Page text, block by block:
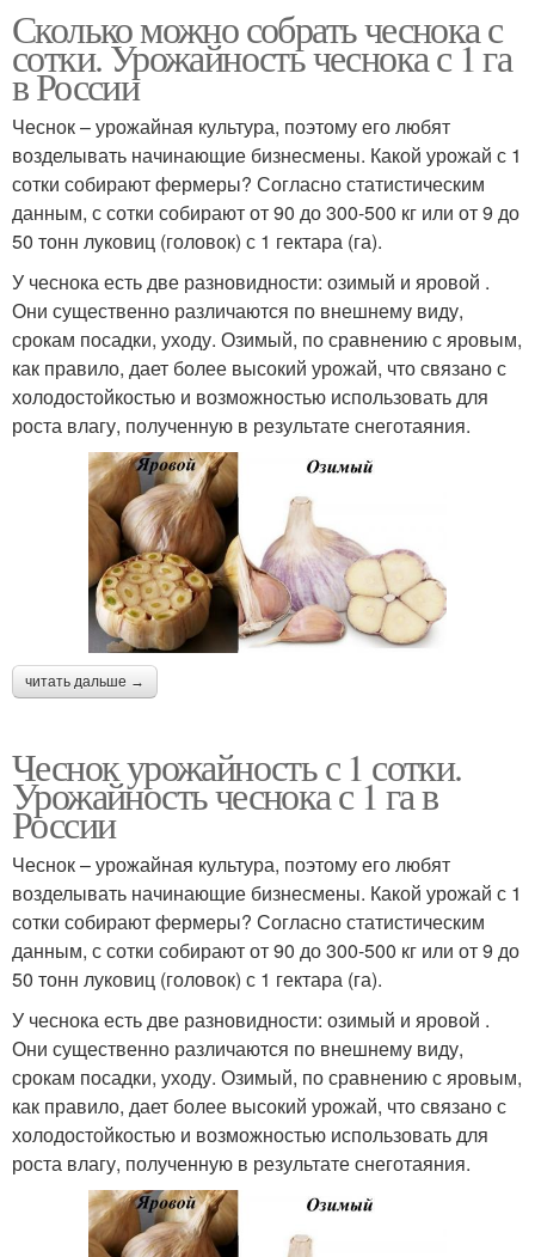
Сколько можно собрать чеснока с
сотки. Урожайность чеснока с 1 га
в России
Чеснок – урожайная культура, поэтому его любят
возделывать начинающие бизнесмены. Какой урожай с 1
сотки собирают фермеры? Согласно статистическим
данным, с сотки собирают от 90 до 300-500 кг или от 9 до
50 тонн луковиц (головок) с 1 гектара (га).
У чеснока есть две разновидности: озимый и яровой .
Они существенно различаются по внешнему виду,
срокам посадки, уходу. Озимый, по сравнению с яровым,
как правило, дает более высокий урожай, что связано с
холодостойкостью и возможностью использовать для
роста влагу, полученную в результате снеготаяния.
читать дальше →
Чеснок урожайность с 1 сотки.
Урожайность чеснока с 1 га в
России
Чеснок – урожайная культура, поэтому его любят
возделывать начинающие бизнесмены. Какой урожай с 1
сотки собирают фермеры? Согласно статистическим
данным, с сотки собирают от 90 до 300-500 кг или от 9 до
50 тонн луковиц (головок) с 1 гектара (га).
У чеснока есть две разновидности: озимый и яровой .
Они существенно различаются по внешнему виду,
срокам посадки, уходу. Озимый, по сравнению с яровым,
как правило, дает более высокий урожай, что связано с
холодостойкостью и возможностью использовать для
роста влагу, полученную в результате снеготаяния.